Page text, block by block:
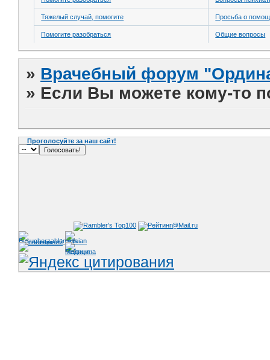
Тяжелый случай, помогите Просьба о
Помогите разобраться Общие вопросы
» Врачебный форум
» Если Вы можете кому-то
Проголосуйте за наш сайт!